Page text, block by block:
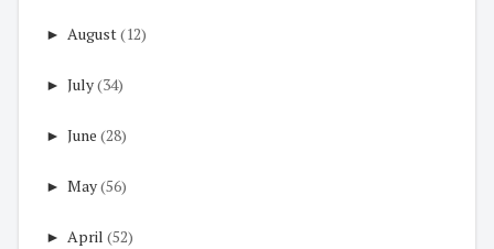
► August(12)
► July(34)
► June (28)
► May(56)
► April (52)